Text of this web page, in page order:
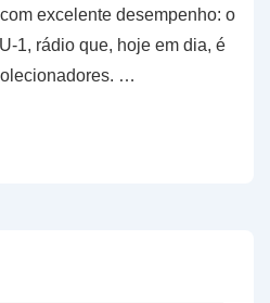
excelente desempenho: o
1, rádio que, hoje em dia, é
…